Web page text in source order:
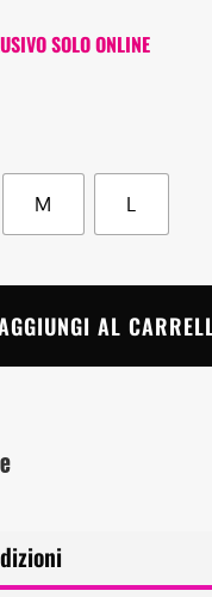
SOLO ONLINE
M L
AL